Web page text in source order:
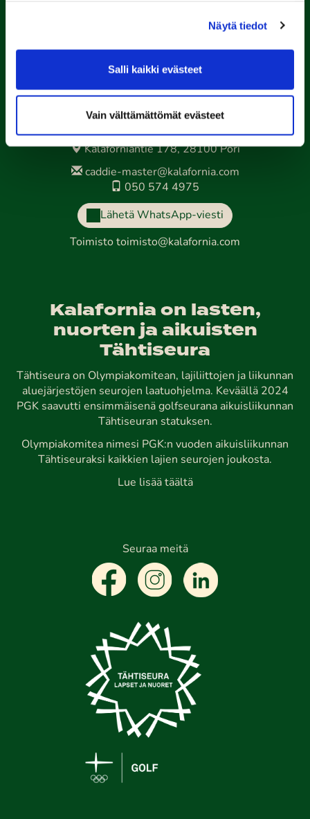
Näytä tiedot
Salli kaikki evästeet
Vain välttämättömät evästeet
Porin Golfkerho ry
Kalaforniantie 178, 28100 Pori
caddie-master@kalafornia.com
050 574 4975
Lähetä WhatsApp-viesti
Toimisto toimisto@kalafornia.com
Kalafornia on lasten,
nuorten ja aikuisten
Tähtiseura
Tähtiseura on Olympiakomitean, lajiliittojen ja liikunnan
aluejärjestöjen seurojen laatuohjelma. Keväällä 2024
PGK saavutti ensimmäisenä golfseurana aikuisliikunnan
Tähtiseuran statuksen.
Olympiakomitea nimesi PGK:n vuoden aikuisliikunnan
Tähtiseuraksi kaikkien lajien seurojen joukosta.
Lue lisää täältä
Seuraa meitä